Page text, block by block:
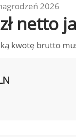
2026
netto
kwotę brutto